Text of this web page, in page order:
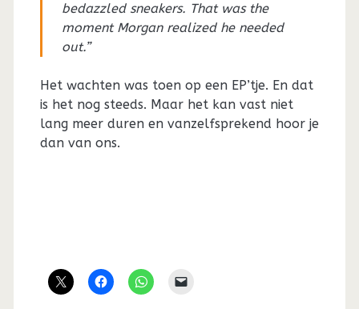
bedazzled sneakers. That was the
moment Morgan realized he needed
out.”
Het wachten was toen op een EP’tje. En dat
is het nog steeds. Maar het kan vast niet
lang meer duren en vanzelfsprekend hoor je
dan van ons.